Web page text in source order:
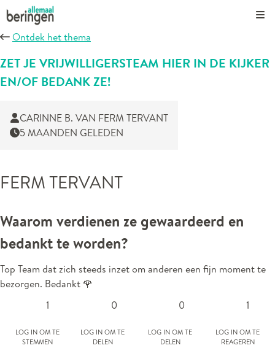
Ontdek het thema
ZET JE VRIJWILLIGERSTEAM HIER IN DE KIJKER
EN/OF BEDANK ZE!
CARINNE B. VAN FERM TERVANT
5 MAANDEN GELEDEN
FERM TERVANT
Waarom verdienen ze gewaardeerd en
bedankt te worden?
Top Team dat zich steeds inzet om anderen een fijn moment te
bezorgen. Bedankt 🌹
1
Log in om te
stemmen
0
Log in om te
delen
0
Log in om te
delen
1
Log in om te
reageren